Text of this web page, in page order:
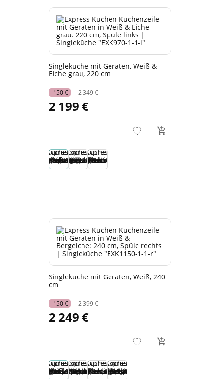
Singleküche mit Geräten, Weiß &
Eiche grau, 220 cm
-150 € 2 349 €
2 199 €
Singleküche mit Geräten, Weiß, 240
cm
-150 € 2 399 €
2 249 €